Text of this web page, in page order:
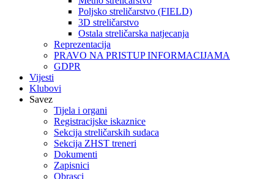
Poljsko streličarstvo (FIELD)
3D streličarstvo
Ostala streličarska natjecanja
Reprezentacija
PRAVO NA PRISTUP INFORMACIJAMA
GDPR
Vijesti
Klubovi
Savez
Tijela i organi
Registracijske iskaznice
Sekcija streličarskih sudaca
Sekcija ZHST treneri
Dokumenti
Zapisnici
Obrasci